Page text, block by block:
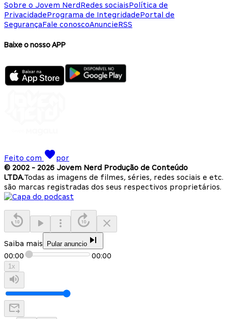
Sobre o Jovem NerdRedes sociaisPolítica de
PrivacidadePrograma de IntegridadePortal de
SegurançaFale conoscoAnuncieRSS
Baixe o nosso APP
Feito com
por
© 2002 - 2026 Jovem Nerd Produção de Conteúdo
LTDA.Todas as imagens de filmes, séries, redes sociais e etc.
são marcas registradas dos seus respectivos proprietários.
Saiba mais Pular anuncio
00:00 00:00
1x